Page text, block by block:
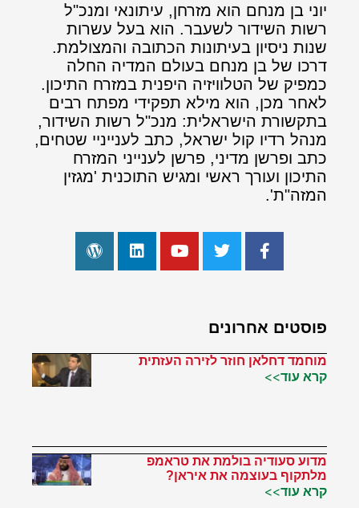
יוני בן מנחם הוא מזרחן, עיתונאי ומנכ"ל
רשות השידור לשעבר. הוא בעל עשרות
שנות ניסיון בעיתונות הכתובה והמצולמת.
דרכו של בן מנחם בעולם המדיה החלה
כמפיק של הטלוויזיה היפנית במזרח התיכון.
לאחר מכן, הוא מילא תפקידי מפתח רבים
בתקשורת הישראלית: מנכ"ל רשות השידור,
מנהל רדיו קול ישראל, כתב לענייניי שטחים,
כתב ופרשן מדיני, פרשן לענייני המזרח
התיכון ועורך ראשי ומגיש התוכנית 'מגזין
המזה"ת'.
פוסטים אחרונים
מוחמד דחלאן חוזר לזירה העזתית
קרא עוד>>
מדוע סעודיה בולמת את טראמפ
מלתקוף בעוצמה את איראן?
קרא עוד>>